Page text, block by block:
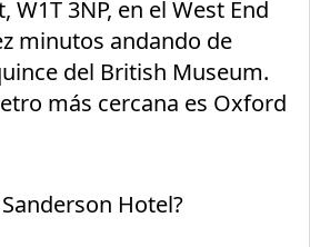
W1T 3NP, en el West End
minutos andando de
del British Museum.
más cercana es Oxford
Hotel?